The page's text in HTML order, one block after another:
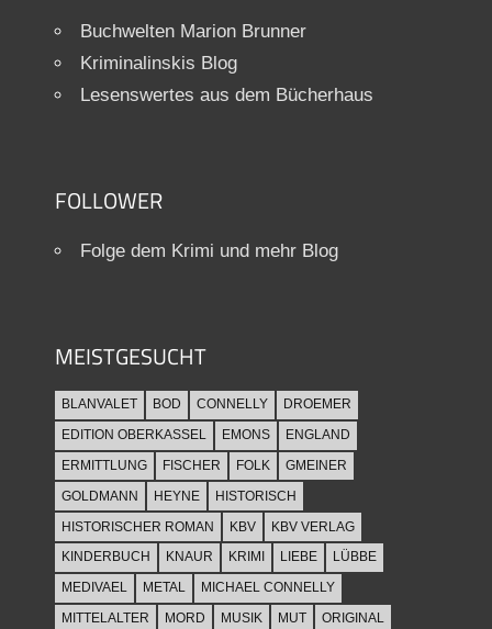
Buchwelten Marion Brunner
Kriminalinskis Blog
Lesenswertes aus dem Bücherhaus
FOLLOWER
Folge dem Krimi und mehr Blog
MEISTGESUCHT
BLANVALET BOD CONNELLY
DROEMER
EDITION OBERKASSEL
EMONS
ENGLAND
ERMITTLUNG
FISCHER FOLK
GMEINER
GOLDMANN
HEYNE
HISTORISCH
HISTORISCHER ROMAN
KBV
KBV VERLAG
KINDERBUCH
KNAUR KRIMI LIEBE
LÜBBE
MEDIVAEL
METAL
MICHAEL CONNELLY
MITTELALTER
MORD MUSIK MUT ORIGINAL